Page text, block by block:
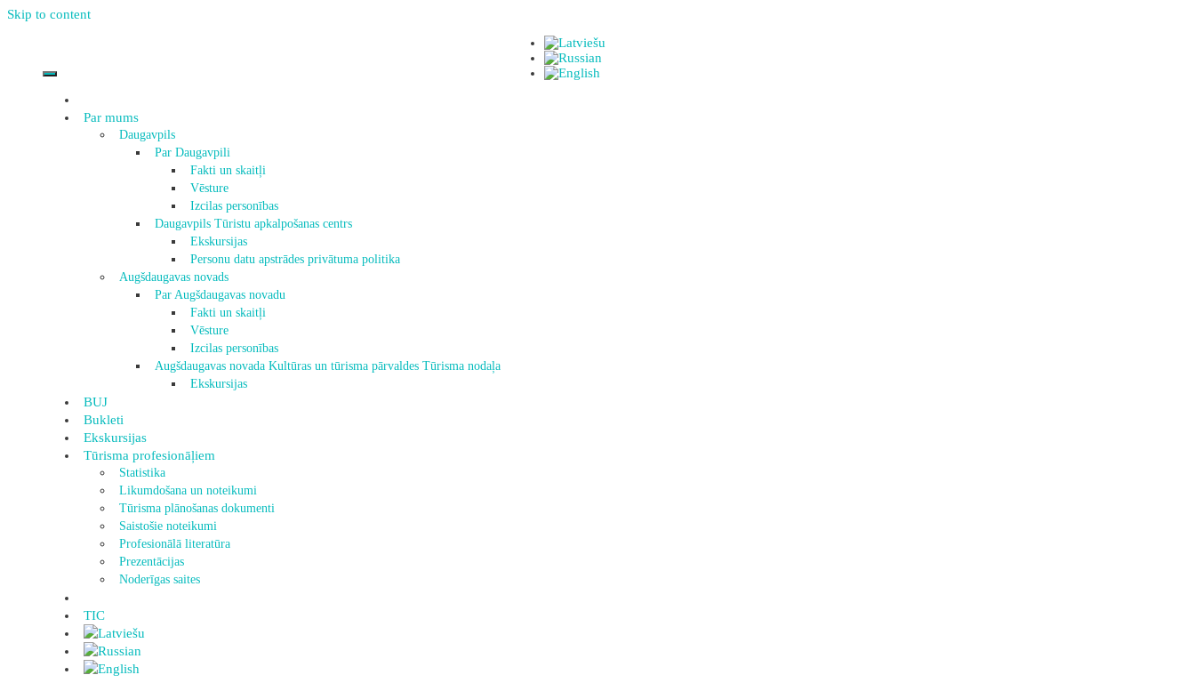
Skip to content
Par mums
Daugavpils
Par Daugavpili
Fakti un skaitļi
Vēsture
Izcilas personības
Daugavpils Tūristu apkalpošanas centrs
Ekskursijas
Personu datu apstrādes privātuma politika
Augšdaugavas novads
Par Augšdaugavas novadu
Fakti un skaitļi
Vēsture
Izcilas personības
Augšdaugavas novada Kultūras un tūrisma pārvaldes Tūrisma nodaļa
Ekskursijas
BUJ
Bukleti
Ekskursijas
Tūrisma profesionāļiem
Statistika
Likumdošana un noteikumi
Tūrisma plānošanas dokumenti
Saistošie noteikumi
Profesionālā literatūra
Prezentācijas
Noderīgas saites
TIC